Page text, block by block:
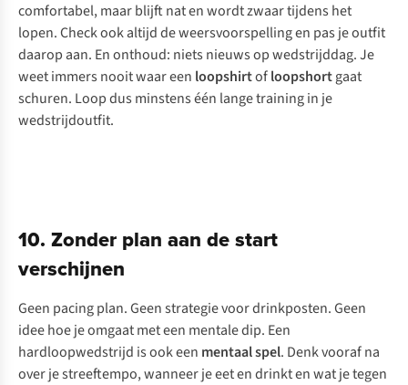
comfortabel, maar blijft nat en wordt zwaar tijdens het
lopen. Check ook altijd de weersvoorspelling en pas je outfit
daarop aan. En onthoud: niets nieuws op wedstrijddag. Je
weet immers nooit waar een loopshirtofloopshortgaat
schuren. Loop dus minstens één lange training in je
wedstrijdoutfit.
10. Zonder plan aan de start
verschijnen
Geen pacing plan. Geen strategie voor drinkposten. Geen
idee hoe je omgaat met een mentale dip. Een
hardloopwedstrijd is ook een mentaal spel. Denk vooraf na
over je streeftempo, wanneer je eet en drinkt en wat je tegen